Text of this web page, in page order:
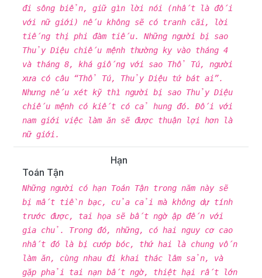
đi sông biển, giữ gìn lời nói (nhất là đối
với nữ giới) nếu không sẽ có tranh cãi, lời
tiếng thị phi đàm tiếu. Những người bị sao
Thủy Diệu chiếu mệnh thường kỵ vào tháng 4
và tháng 8, khá giống với sao Thổ Tú, người
xưa có câu “Thổ Tú, Thủy Diệu tứ bát ai”.
Nhưng nếu xét kỹ thì người bị sao Thủy Diệu
chiếu mệnh có kiết có cả hung đó. Đối với
nam giới việc làm ăn sẽ được thuận lợi hơn là
nữ giới.
Hạn
Toán Tận
Những người có hạn Toán Tận trong năm này sẽ
bị mất tiền bạc, của cải mà không dự tính
trước được, tai họa sẽ bất ngờ ập đến với
gia chủ. Trong đó, những, có hai nguy cơ cao
nhất đó là bị cướp bóc, thứ hai là chung vốn
làm ăn, cùng nhau đi khai thác lâm sản, và
gặp phải tai nạn bất ngờ, thiệt hại rất lớn